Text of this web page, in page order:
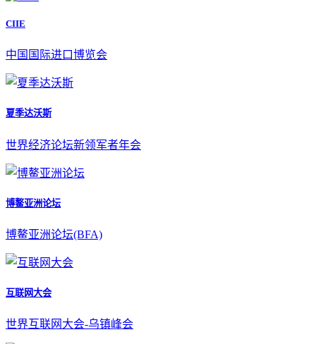
CIIE
中国国际进口博览会
夏季达沃斯
世界经济论坛新领军者年会
博鳌亚洲论坛
博鳌亚洲论坛(BFA)
互联网大会
世界互联网大会-乌镇峰会